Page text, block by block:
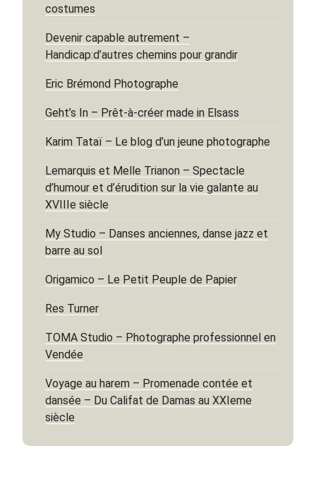
costumes
Devenir capable autrement –
Handicap:d’autres chemins pour grandir
Eric Brémond Photographe
Geht’s In – Prêt-à-créer made in Elsass
Karim Tataï – Le blog d’un jeune photographe
Lemarquis et Melle Trianon – Spectacle
d’humour et d’érudition sur la vie galante au
XVIIIe siècle
My Studio – Danses anciennes, danse jazz et
barre au sol
Origamico – Le Petit Peuple de Papier
Res Turner
TOMA Studio – Photographe professionnel en
Vendée
Voyage au harem – Promenade contée et
dansée – Du Califat de Damas au XXIeme
siècle